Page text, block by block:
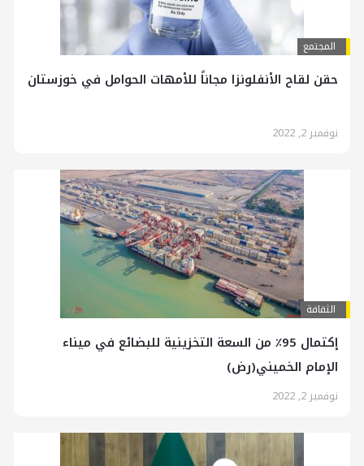
المجتمع
حقن لقاح الأنفلونزا مجاناً للأمهات الحوامل في خوزستان
نوفمبر 2, 2022
الثقافة
إكتمال 95٪ من السعة التخزينية للبضائع في ميناء
الإمام الخميني(رض)
نوفمبر 2, 2022